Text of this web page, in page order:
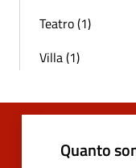
Teatro (1)
Villa (1)
Quanto